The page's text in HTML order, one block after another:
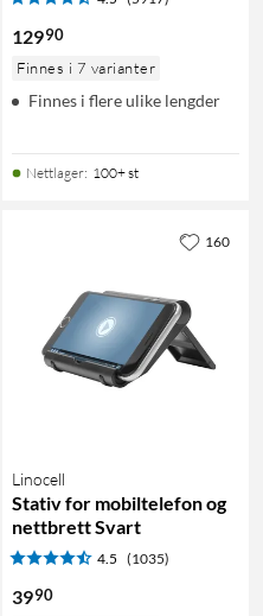
12990
Finnes i 7 varianter
Finnes i flere ulike lengder
Nettlager: 100+ st
Linocell
Stativ for mobiltelefon og
nettbrett Svart
4.5 (1035)
3990
160